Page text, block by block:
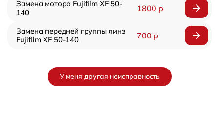
Замена мотора Fujifilm XF 50-
140
1800 р
Замена передней группы линз
Fujifilm XF 50-140
700 р
У меня другая неисправность